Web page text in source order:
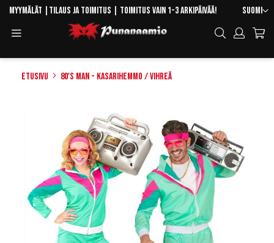
Skip
Content
Kieli
Suomi
Myymälät Tilaus ja toimitus | Toimitus vain 1-3 arkipäivää!
Hae
Etusivu 80's man - Kasarihemmo / Vihreä
gallery